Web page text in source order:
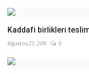
Kaddafi birlikleri
Ağustos 22, 2011 0